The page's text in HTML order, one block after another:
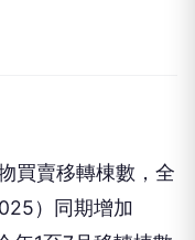
買賣移轉棟數，全
）同期增加